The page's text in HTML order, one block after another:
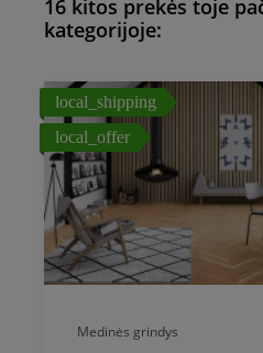
16 kitos prekės toje
kategorijoje:
Medinės grindys
local_shipping
local_offer